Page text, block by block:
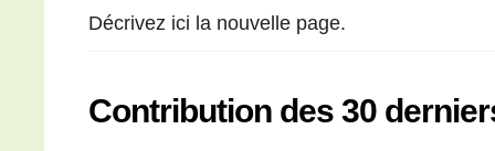
Décrivez ici la nouvelle page.
Contribution des 30